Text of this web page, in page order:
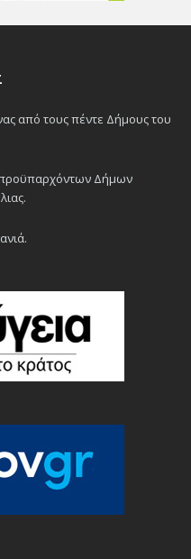
από τους πέντε Δήμους του
Δήμων